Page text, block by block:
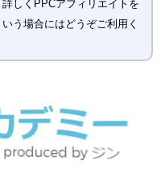
しくPPCアフィリエイトを
う場合にはどうぞご利用く